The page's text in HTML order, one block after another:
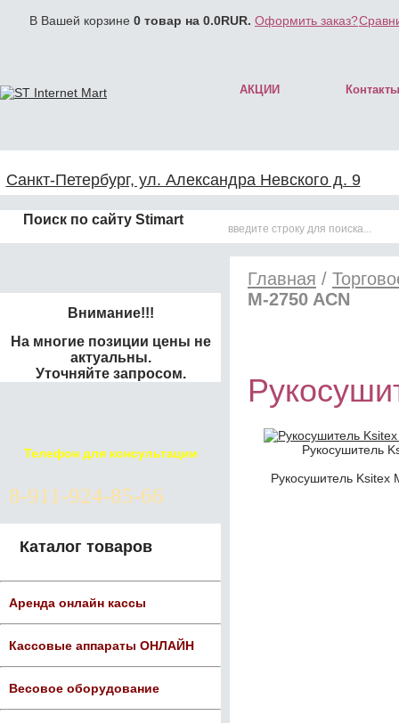
В Вашей корзине 0 товар на 0.0RUR. Оформить заказ?
АКЦИИ Контакты
Санкт-Петербург, ул. Александра Невского д. 9
Поиск по сайту Stimart
Внимание!!!
На многие позиции цены не
актуальны.
Уточняйте запросом.
Телефон для консультации
8-911-924-85-66
Каталог товаров
Аренда онлайн кассы
Кассовые аппараты ОНЛАЙН
Весовое оборудование
Главная /
M-2750 AСN
Рукосушитель
Рукосушитель Ksitex